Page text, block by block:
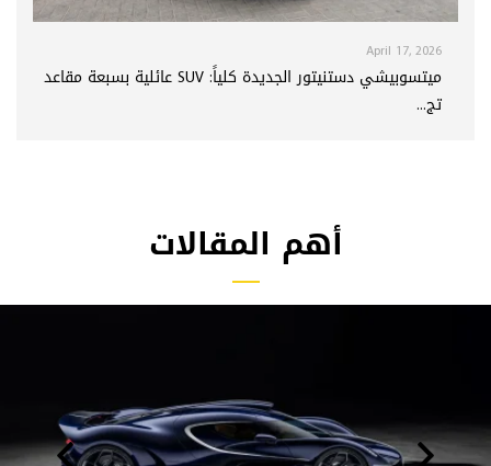
April 17, 2026
ميتسوبيشي دستنيتور الجديدة كلياً: SUV عائلية بسبعة مقاعد
تج...
أهم المقالات